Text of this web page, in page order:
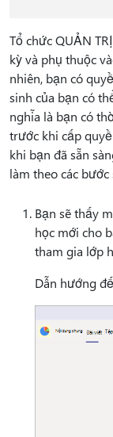
Tổ chức QUẢN
kỳ và phụ thuộc
nhiên, bạn có
sinh của bạn có
nghĩa là bạn có
trước khi cấp
khi bạn đã sẵn
làm theo các
Bạn sẽ thấy
học mới cho
tham gia lớp
Dẫn hướng